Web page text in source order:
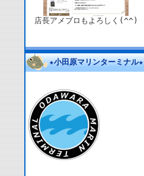
店長アメブロもよろしく(^^)
★小田原マリンターミナル★